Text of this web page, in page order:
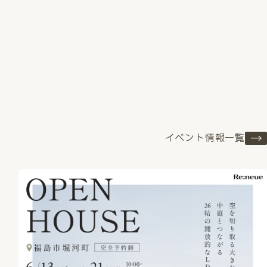
イベント情報一覧